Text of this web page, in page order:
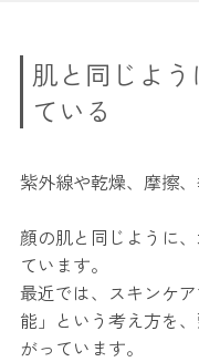
肌と同じよ
ている
紫外線や乾燥、摩擦、
顔の肌と同じように
ています。
最近では、スキンケ
能」という考え方を
がっています。